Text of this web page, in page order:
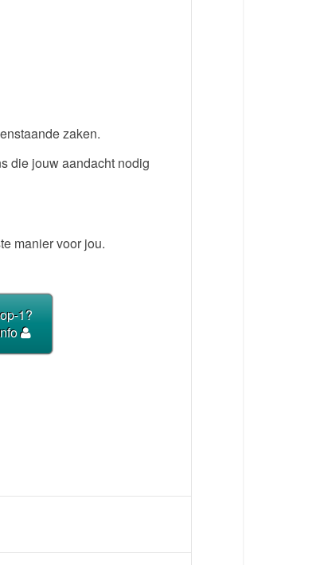
zaken.
die jouw aandacht nodig
manier voor jou.
1?